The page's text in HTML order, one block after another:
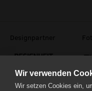
Wir verwenden
Wir setzen Cookies ein,
Designpartner